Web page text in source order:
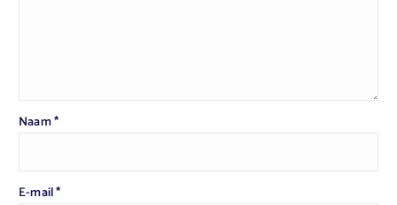
Naam*
E-mail*